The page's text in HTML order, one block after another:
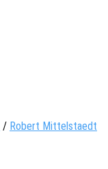
/ Robert Mittelstaedt